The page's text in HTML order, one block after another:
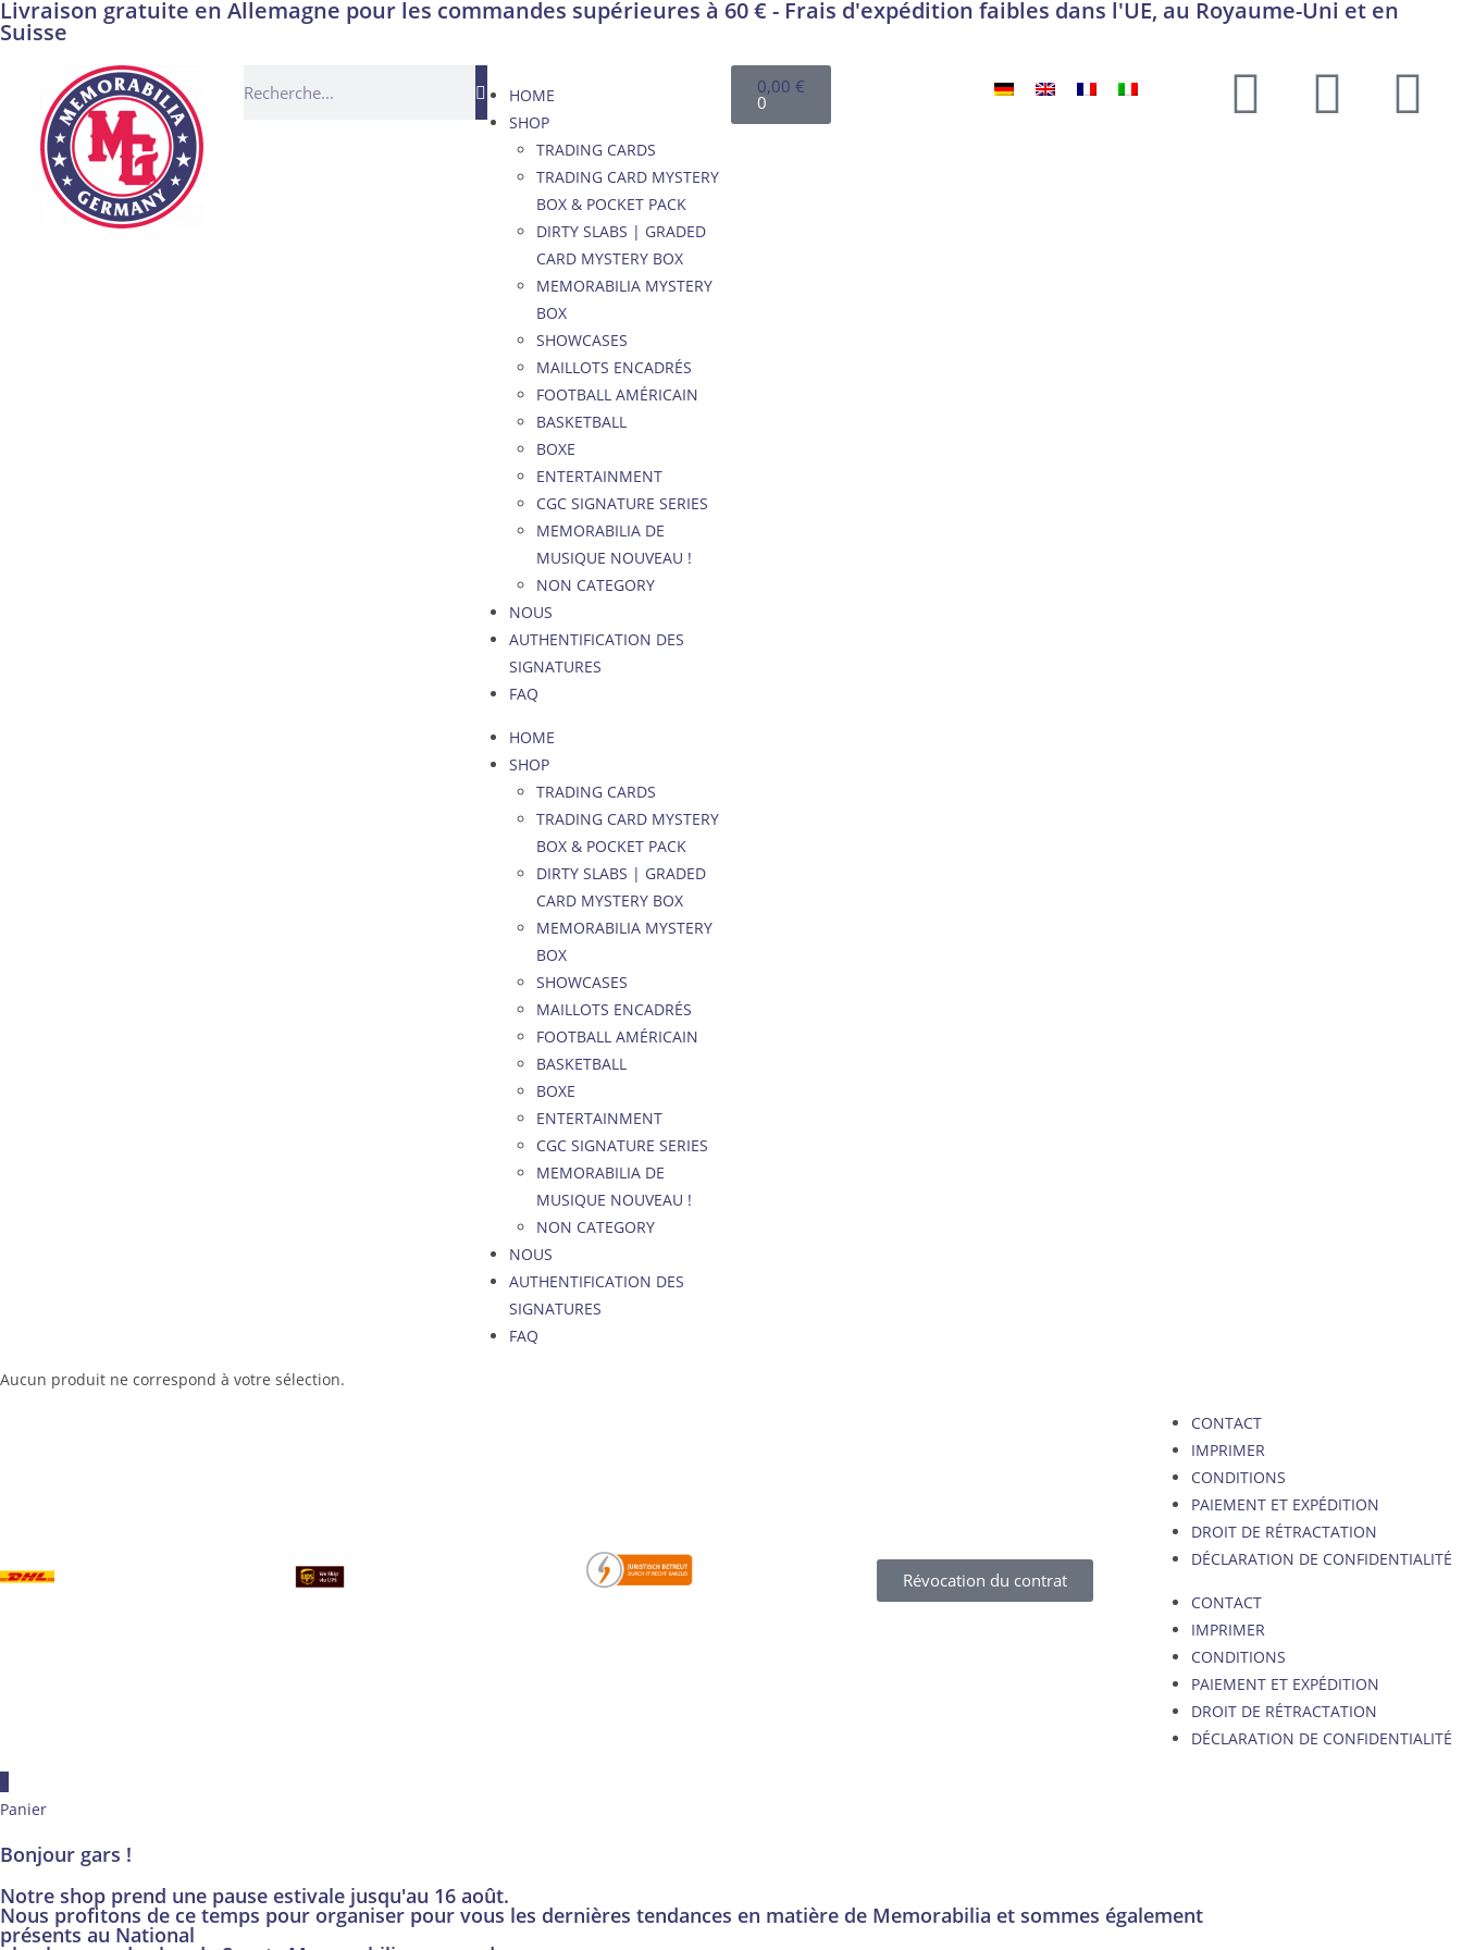
Livraison gratuite en Allemagne pour les commandes supérieures à 60 € - Frais d'expédition faibles dans l'UE, au Royaume-Uni et en
Suisse
HOME
SHOP
TRADING CARDS
TRADING CARD MYSTERY
BOX & POCKET PACK
DIRTY SLABS | GRADED
CARD MYSTERY BOX
MEMORABILIA MYSTERY
BOX
SHOWCASES
MAILLOTS ENCADRÉS
FOOTBALL AMÉRICAIN
BASKETBALL
BOXE
ENTERTAINMENT
CGC SIGNATURE SERIES
MEMORABILIA DE
MUSIQUE NOUVEAU !
NON CATEGORY
NOUS
AUTHENTIFICATION DES
SIGNATURES
FAQ
HOME
SHOP
TRADING CARDS
TRADING CARD MYSTERY
BOX & POCKET PACK
DIRTY SLABS | GRADED
CARD MYSTERY BOX
MEMORABILIA MYSTERY
BOX
SHOWCASES
MAILLOTS ENCADRÉS
FOOTBALL AMÉRICAIN
BASKETBALL
BOXE
ENTERTAINMENT
CGC SIGNATURE SERIES
MEMORABILIA DE
MUSIQUE NOUVEAU !
NON CATEGORY
NOUS
AUTHENTIFICATION DES
SIGNATURES
FAQ
0,00 €
0
Aucun produit ne correspond à votre sélection.
Révocation du contrat
CONTACT
IMPRIMER
CONDITIONS
PAIEMENT ET EXPÉDITION
DROIT DE RÉTRACTATION
DÉCLARATION DE CONFIDENTIALITÉ
CONTACT
IMPRIMER
CONDITIONS
PAIEMENT ET EXPÉDITION
DROIT DE RÉTRACTATION
DÉCLARATION DE CONFIDENTIALITÉ
Panier
Bonjour gars !
Notre shop prend une pause estivale jusqu'au 16 août.
Nous profitons de ce temps pour organiser pour vous les dernières tendances en matière de Memorabilia et sommes également
présents au National